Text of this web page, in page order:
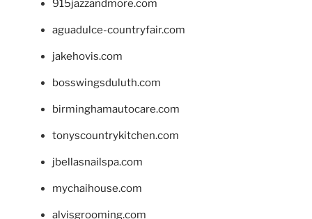
915jazzandmore.com
aguadulce-countryfair.com
jakehovis.com
bosswingsduluth.com
birminghamautocare.com
tonyscountrykitchen.com
jbellasnailspa.com
mychaihouse.com
alvisgrooming.com